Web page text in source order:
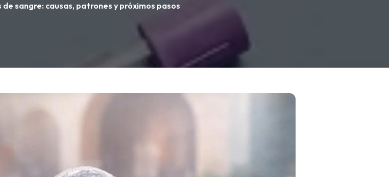
de sangre: causas, patrones y próximos pasos